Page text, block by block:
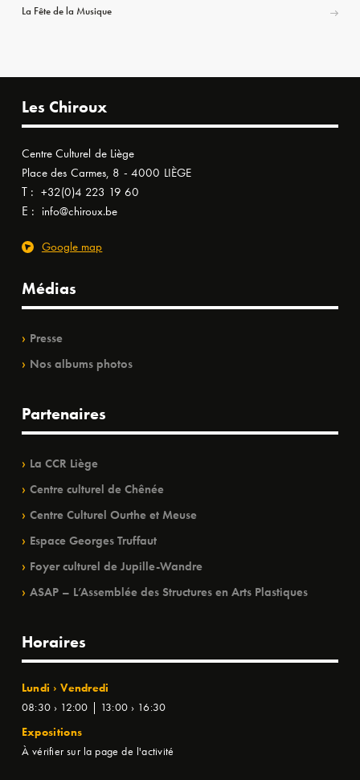
La Fête de la Musique
Les Chiroux
Centre Culturel de Liège
Place des Carmes, 8 - 4000 LIÈGE
T : +32(0)4 223 19 60
E : info@chiroux.be
Google map
Médias
Presse
Nos albums photos
Partenaires
La CCR Liège
Centre culturel de Chênée
Centre Culturel Ourthe et Meuse
Espace Georges Truffaut
Foyer culturel de Jupille-Wandre
ASAP – L’Assemblée des Structures en Arts Plastiques
Horaires
Lundi › Vendredi
08:30 › 12:00 | 13:00 › 16:30
Expositions
À vérifier sur la page de l'activité